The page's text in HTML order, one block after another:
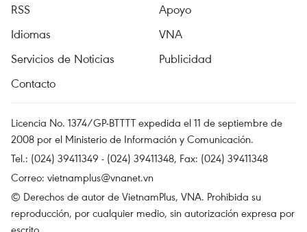
RSS
Apoyo
Idiomas
VNA
Servicios de Noticias
Publicidad
Contacto
Licencia No. 1374/GP-BTTTT expedida el 11 de septiembre de
2008 por el Ministerio de Información y Comunicación.
Tel.: (024) 39411349 - (024) 39411348, Fax: (024) 39411348
Correo: vietnamplus@vnanet.vn
© Derechos de autor de VietnamPlus, VNA. Prohibida su
reproducción, por cualquier medio, sin autorización expresa por
escrito.